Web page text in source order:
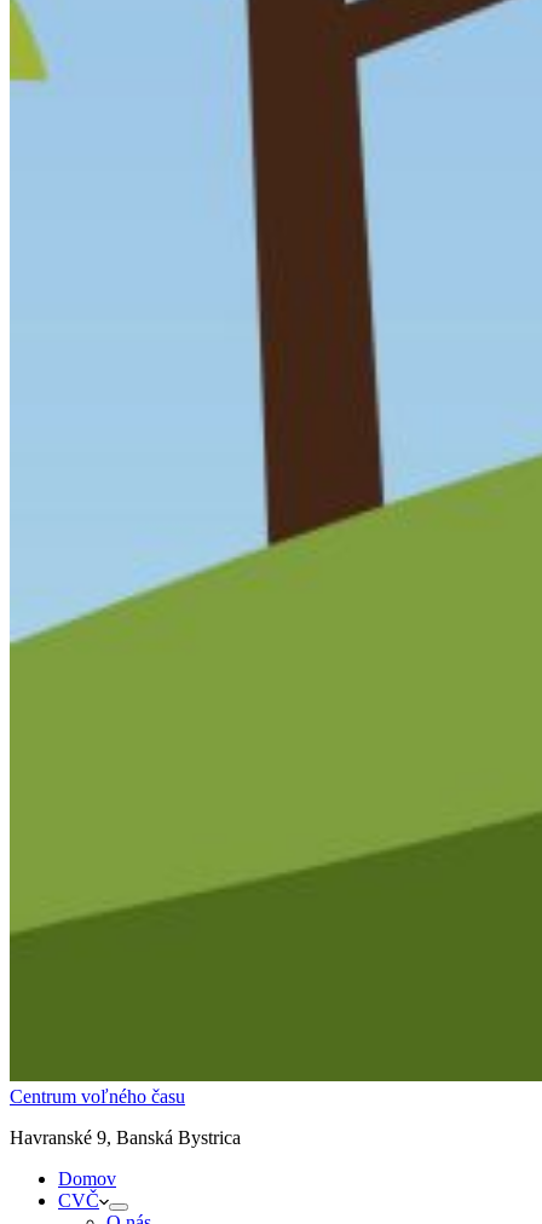
Centrum voľného času
Havranské 9, Banská Bystrica
Domov
CVČ